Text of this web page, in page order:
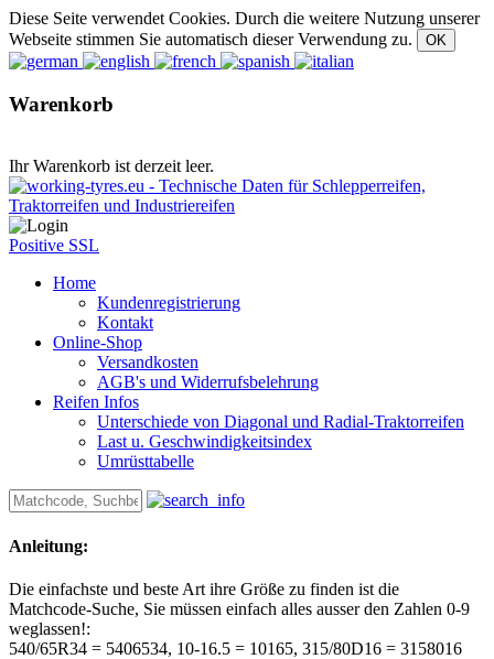
Diese Seite verwendet Cookies. Durch die weitere Nutzung unserer
Webseite stimmen Sie automatisch dieser Verwendung zu.
Warenkorb
Ihr Warenkorb ist derzeit leer.
Positive SSL
Home
Kundenregistrierung
Kontakt
Online-Shop
Versandkosten
AGB's und Widerrufsbelehrung
Reifen Infos
Unterschiede von Diagonal und Radial-Traktorreifen
Last u. Geschwindigkeitsindex
Umrüsttabelle
Anleitung:
Die einfachste und beste Art ihre Größe zu finden ist die
Matchcode-Suche, Sie müssen einfach alles ausser den Zahlen 0-9
weglassen!:
540/65R34 = 5406534, 10-16.5 = 10165, 315/80D16 = 3158016